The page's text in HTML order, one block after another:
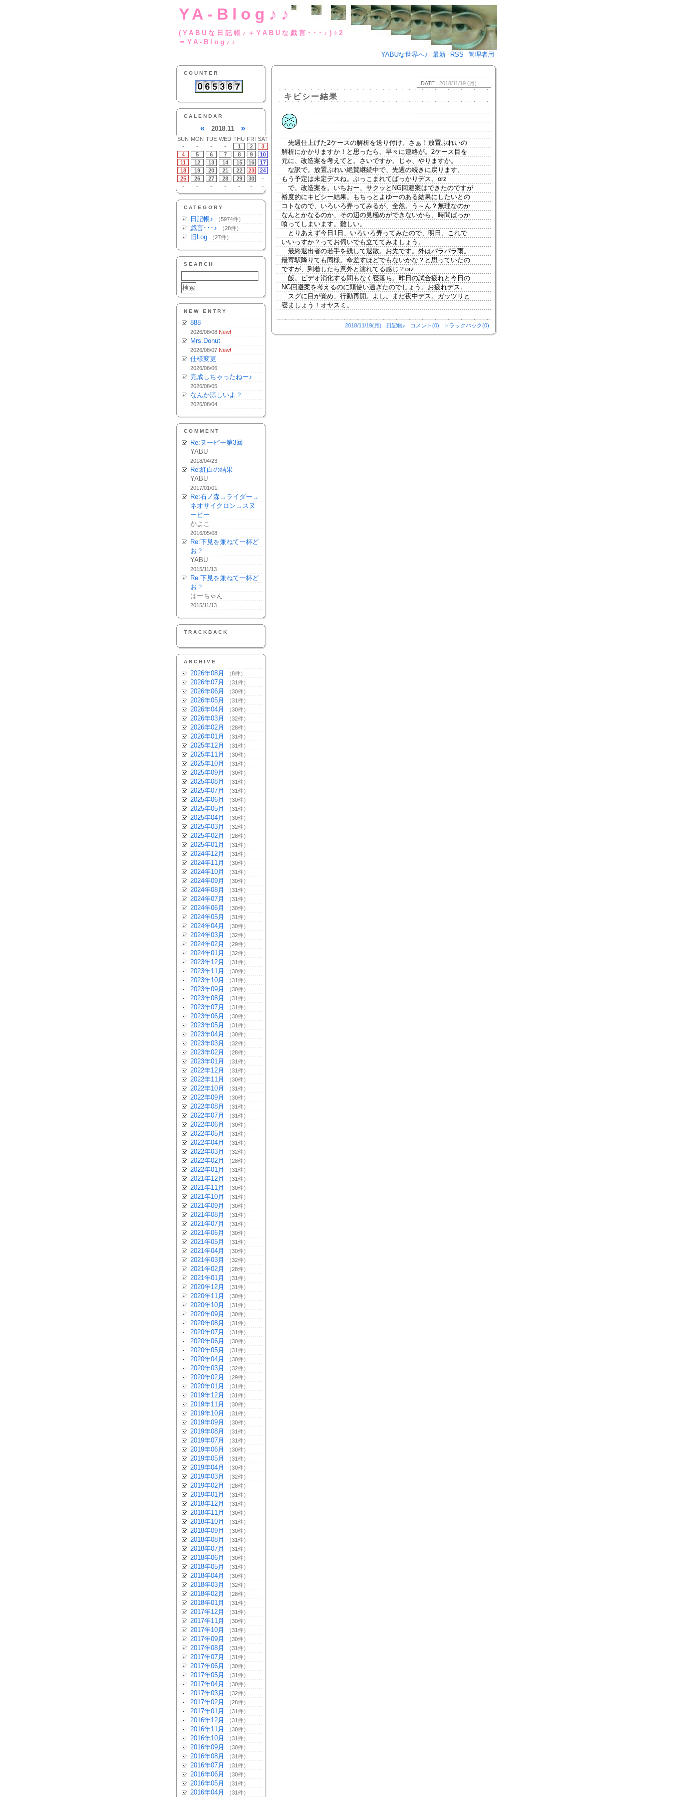
YA-Blog♪♪
(YABUな日記帳♪＋YABUな戯言･･･♪)÷2
＝YA-Blog♪♪
YABUな世界へ♪
最新 RSS 管理者用
COUNTER
CALENDAR
« 2018.11 »
SUN MON TUE WED THU FRI SAT
-
- - - 1 2
3
4
5 6 7 8 9
10
11
12 13 14 15 16
17
18
19 20 21 22 23
24
25
26 27 28 29 30
-
-
- - - - - -
CATEGORY
日記帳♪ （5974件）
戯言･･･♪ （28件）
旧Log （27件）
SEARCH
NEW ENTRY
888
2026/08/08 New!
Mrs.Donut
2026/08/07 New!
仕様変更
2026/08/06
完成しちゃったねー♪
2026/08/05
なんか涼しいよ？
2026/08/04
COMMENT
Re:ヌーピー第3回
YABU
2018/04/23
Re:紅白の結果
YABU
2017/01/01
Re:石ノ森→ライダー→
ネオサイクロン→スヌ
ーピー
かよこ
2016/05/08
Re:下見を兼ねて一杯ど
お？
YABU
2015/11/13
Re:下見を兼ねて一杯ど
お？
はーちゃん
2015/11/13
TRACKBACK
ARCHIVE
2026年08月 （8件）
2026年07月 （31件）
2026年06月 （30件）
2026年05月 （31件）
2026年04月 （30件）
2026年03月 （32件）
2026年02月 （28件）
2026年01月 （31件）
2025年12月 （31件）
2025年11月 （30件）
2025年10月 （31件）
2025年09月 （30件）
2025年08月 （31件）
2025年07月 （31件）
2025年06月 （30件）
2025年05月 （31件）
2025年04月 （30件）
2025年03月 （32件）
2025年02月 （28件）
2025年01月 （31件）
2024年12月 （31件）
2024年11月 （30件）
2024年10月 （31件）
2024年09月 （30件）
2024年08月 （31件）
2024年07月 （31件）
2024年06月 （30件）
2024年05月 （31件）
2024年04月 （30件）
2024年03月 （32件）
2024年02月 （29件）
2024年01月 （32件）
2023年12月 （31件）
2023年11月 （30件）
2023年10月 （31件）
2023年09月 （30件）
2023年08月 （31件）
2023年07月 （31件）
2023年06月 （30件）
2023年05月 （31件）
2023年04月 （30件）
2023年03月 （32件）
2023年02月 （28件）
2023年01月 （31件）
2022年12月 （31件）
2022年11月 （30件）
2022年10月 （31件）
2022年09月 （30件）
2022年08月 （31件）
2022年07月 （31件）
2022年06月 （30件）
2022年05月 （31件）
2022年04月 （31件）
2022年03月 （32件）
2022年02月 （28件）
2022年01月 （31件）
2021年12月 （31件）
2021年11月 （30件）
2021年10月 （31件）
2021年09月 （30件）
2021年08月 （31件）
2021年07月 （31件）
2021年06月 （30件）
2021年05月 （31件）
2021年04月 （30件）
2021年03月 （32件）
2021年02月 （28件）
2021年01月 （31件）
2020年12月 （31件）
2020年11月 （30件）
2020年10月 （31件）
2020年09月 （30件）
2020年08月 （31件）
2020年07月 （31件）
2020年06月 （30件）
2020年05月 （31件）
2020年04月 （30件）
2020年03月 （32件）
2020年02月 （29件）
2020年01月 （31件）
2019年12月 （31件）
2019年11月 （30件）
2019年10月 （31件）
2019年09月 （30件）
2019年08月 （31件）
2019年07月 （31件）
2019年06月 （30件）
2019年05月 （31件）
2019年04月 （30件）
2019年03月 （32件）
2019年02月 （28件）
2019年01月 （31件）
2018年12月 （31件）
2018年11月 （30件）
2018年10月 （31件）
2018年09月 （30件）
2018年08月 （31件）
2018年07月 （31件）
2018年06月 （30件）
2018年05月 （31件）
2018年04月 （30件）
2018年03月 （32件）
2018年02月 （28件）
2018年01月 （31件）
2017年12月 （31件）
2017年11月 （30件）
2017年10月 （31件）
2017年09月 （30件）
2017年08月 （31件）
2017年07月 （31件）
2017年06月 （30件）
2017年05月 （31件）
2017年04月 （30件）
2017年03月 （32件）
2017年02月 （28件）
2017年01月 （31件）
2016年12月 （31件）
2016年11月 （30件）
2016年10月 （31件）
2016年09月 （30件）
2016年08月 （31件）
2016年07月 （31件）
2016年06月 （30件）
2016年05月 （31件）
2016年04月 （31件）
DATE : 2018/11/19 (月)
キビシー結果
先週仕上げた2ケースの解析を送り付け、さぁ！放置ぷれいの
解析にかかりますか！と思ったら、早々に連絡が。2ケース目を
元に、改造案を考えてと。さいですか。じゃ、やりますか。
な訳で。放置ぷれい絶賛継続中で、先週の続きに戻ります。
もう予定は未定デスね。ぶっこまれてばっかりデス。orz
で。改造案を。いちおー、サクッとNG回避案はできたのですが
裕度的にキビシー結果。もちっとよゆーのある結果にしたいとの
コトなので、いろいろ弄ってみるが、全然。う～ん？無理なのか
なんとかなるのか、その辺の見極めができないから、時間ばっか
喰ってしまいます。難しい。
とりあえず今日1日、いろいろ弄ってみたので、明日、これで
いいっすか？ってお伺いでも立ててみましょう。
最終退出者の若手を残して退散。お先です。外はパラパラ雨。
最寄駅降りても同様。傘差すほどでもないかな？と思っていたの
ですが、到着したら意外と濡れてる感じ？orz
飯。ビデオ消化する間もなく寝落ち。昨日の試合疲れと今日の
NG回避案を考えるのに頭使い過ぎたのでしょう。お疲れデス。
スグに目が覚め、行動再開。よし。まだ夜中デス。ガッツリと
寝ましょう！オヤスミ。
2018/11/19(月) 日記帳♪ コメント(0) トラックバック(0)